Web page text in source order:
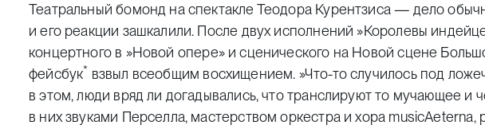
Театральный бомонд на спектакле Теодора Курентзиса — дело
и его реакции зашкалили. После двух исполнений »Королевы
концертного в »Новой опере» и сценического на Новой сцене
фейсбук* взвыл всеобщим восхищением. »Что-то случилось под
в этом, люди вряд ли догадывались, что транслируют то мучающее и
в них звуками Перселла, мастерством оркестра и хора